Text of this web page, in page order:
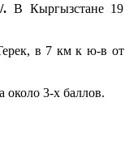
. В Кыргызстане 19
в 7 км к ю-в
около 3-х баллов.